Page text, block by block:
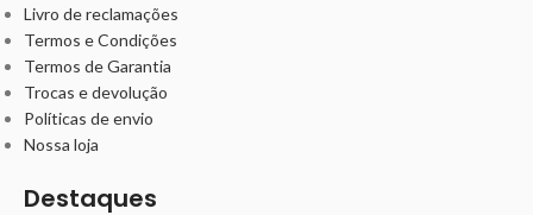
Livro de reclamações
Termos e Condições
Termos de Garantia
Trocas e devolução
Políticas de envio
Nossa loja
Destaques